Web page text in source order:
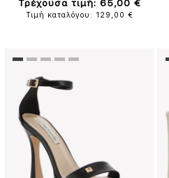
Τρέχουσα τιμή: 65,00 €
Τιμή καταλόγου: 129,00 €